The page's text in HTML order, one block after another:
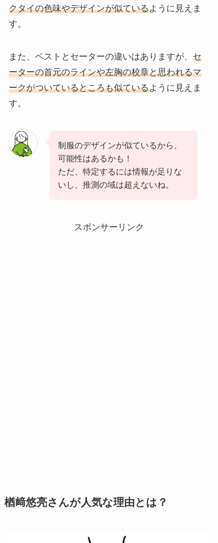
クタイの色味やデザインが似ているように見えま
す。
また、ベストとセーターの違いはありますが、 セ
ーターの首元のラインや左胸の校章と思われるマ
ークがついているところも似ているように見えま
す。
制服のデザインが似ているから、
可能性はあるかも！
ただ、特定するには情報が足りな
いし、推測の域は超えないね。
スポンサーリンク
楢﨑悠亮さんが人気な理由とは？